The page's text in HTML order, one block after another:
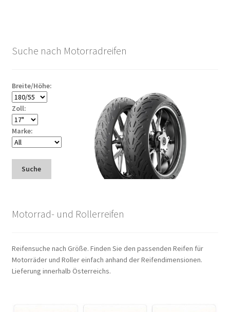
Suche nach Motorradreifen
Breite/Höhe:
Zoll:
Marke:
Suche
Motorrad- und Rollerreifen
Reifensuche nach Größe. Finden Sie den passenden Reifen für
Motorräder und Roller einfach anhand der Reifendimensionen.
Lieferung innerhalb Österreichs.